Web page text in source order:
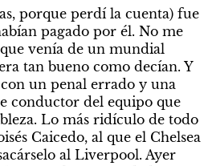
porque perdí la cuenta) fue
pagado por él. No me
venía de un mundial
tan bueno como decían. Y
un penal errado y una
conductor del equipo que
Lo más ridículo de todo
Caicedo, al que el Chelsea
al Liverpool. Ayer